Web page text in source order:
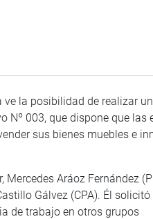
la posibilidad de realizar
Nº 003, que dispone que las
sus bienes muebles e
Aráoz Fernández
Gálvez (CPA). Él solicitó
de trabajo en otros grupos